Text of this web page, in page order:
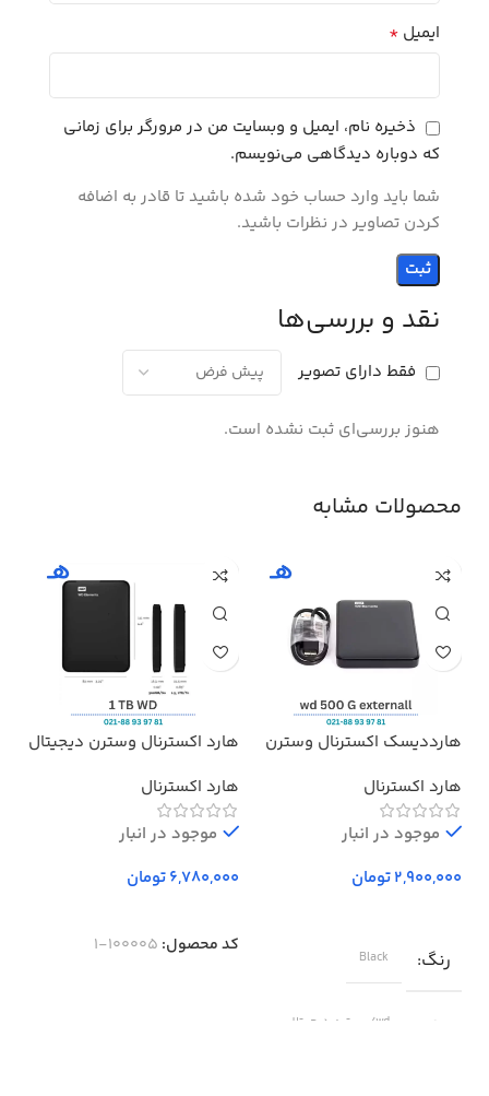
نقد و بررسی‌ها
فقط دارای تصویر
هنوز بررسی‌ای ثبت نشده است.
ایمیل *
ذخیره نام، ایمیل و وبسایت من در مرورگر برای زمانی
که دوباره دیدگاهی می‌نویسم.
شما باید وارد حساب خود شده باشید تا قادر به اضافه
کردن تصاویر در نظرات باشید.
محصولات مشابه
هارددیسک اکسترنال وسترن
500 گیگابایت استوک ا
Western Digital Elements
External Hard Drive – 500GB
هارد اکسترنال
موجود در انبار
تومان
رنگ Black
wd/وسترن دیجیتال
هارد اکسترنال وسترن دیجیتال
هارد اکسترنال
موجود در انبار
تومان
کد محصول: 100005-1